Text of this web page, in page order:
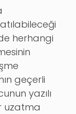
herhangi
geçerli
yazılı
uzatma